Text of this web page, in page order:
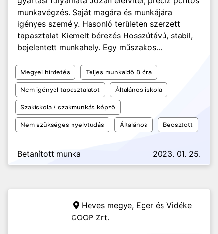
munkavégzés. Saját magára és munkájára
igényes személy. Hasonló területen szerzett
tapasztalat Kiemelt bérezés Hosszútávú, stabil,
bejelentett munkahely. Egy műszakos...
Megyei hirdetés Teljes munkaidő 8 óra
Nem igényel tapasztalatot Általános iskola
Szakiskola / szakmunkás képző
Nem szükséges nyelvtudás Általános Beosztott
Betanított munka 2023. 01. 25.
Heves megye, Eger és Vidéke
COOP Zrt.